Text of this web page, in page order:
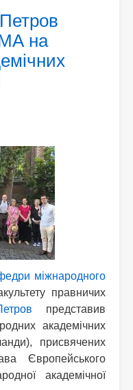
на
міжнародного
правничих
представив
академічних
присвячених
Європейського
академічної